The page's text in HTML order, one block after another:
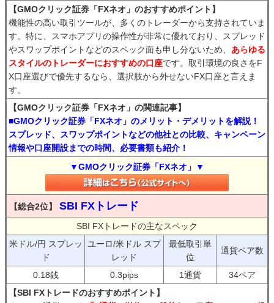
【GMOクリック証券「FXネオ」のおすすめポイント】
機能性の高い取引ツールが、多くのトレーダーから支持されていま
す。特に、スマホアプリの操作性が非常に優れており、スプレッド
やスワップポイントなどのスペック面も申し分ないため、 あらゆる
スタイルのトレーダーにおすすめの口座です。取引環境の良さをF
X口座選びで優先するなら、選択肢から外せないFX口座と言えま
す。
【GMOクリック証券「FXネオ」の関連記事】
■GMOクリック証券「FXネオ」のメリット・デメリットを解説！
スプレッド、スワップポイントなどの他社との比較、キャンペーン
情報や口座開設までの時間、必要書類も紹介！
▼GMOクリック証券「FXネオ」▼
【総合2位】 SBI FXトレード
SBI FXトレードの主なスペック
米ドル/円 スプレッ
ド
ユーロ/米ドル スプ
レッド
最低取引単
位
通貨ペア数
0.18銭 0.3pips 1通貨
34ペア
【SBI FXトレードのおすすめポイント】